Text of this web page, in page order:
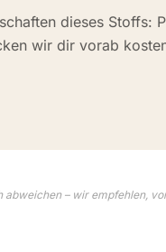
dieses Stoffs:
wir dir vorab
– wir empfehlen,